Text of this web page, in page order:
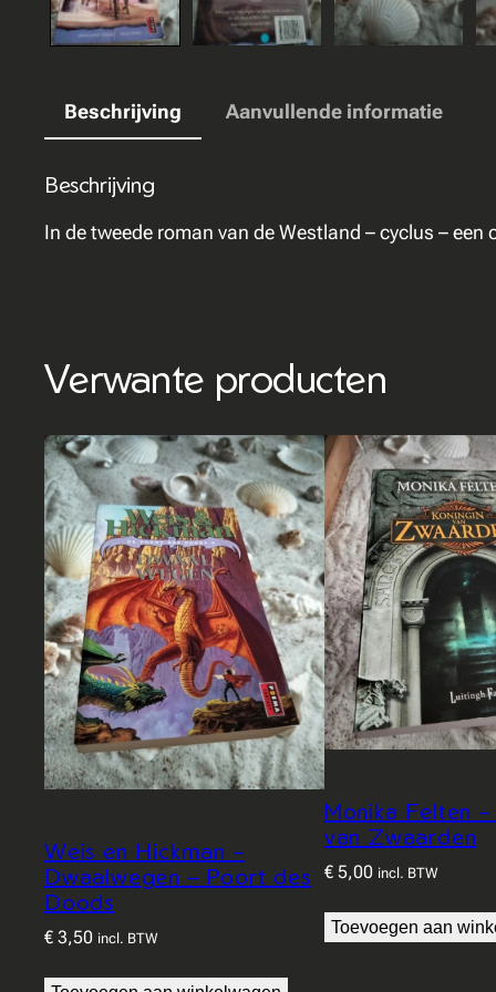
Beschrijving Aanvullende informatie
Beschrijving
In de tweede roman van de Westland – cyclus –
Verwante producten
Weis en Hickman –
Dwaalwegen – Poort des
Doods
€ 3,50 incl. BTW
Monika Felten
van Zwaarden
€5,00 incl. BTW
Toevoegen aan